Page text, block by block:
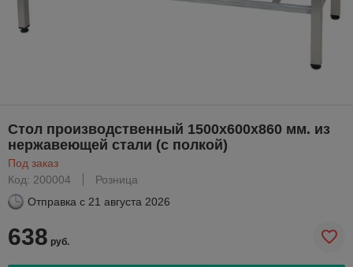
Стол производственный 1500х600х860 мм. из
нержавеющей стали (с полкой)
Под заказ
Код: 200004
Розница
Отправка с 21 августа 2026
638 руб.